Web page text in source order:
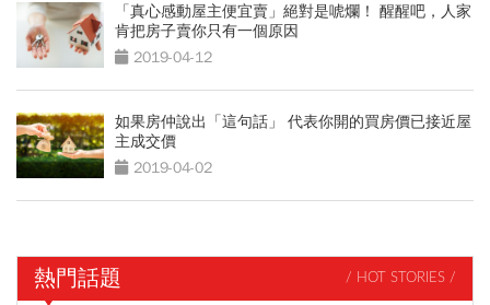
「真心感動屋主便宜賣」絕對是唬爛！ 醒醒吧，人家
肯把房子賣你只有一個原因
2019-04-12
如果房仲說出「這句話」 代表你開的買房價已接近屋
主成交價
2019-04-02
熱門話題 / HOT STORIES /